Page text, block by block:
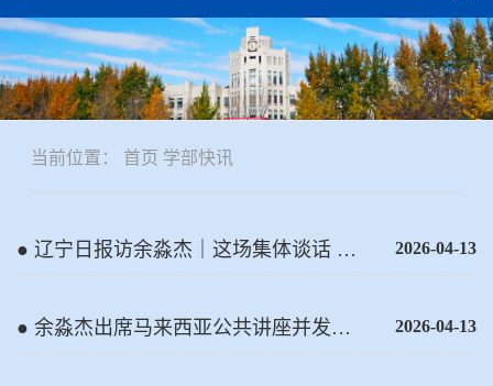
当前位置： 首页 学部快讯
● 辽宁日报访余淼杰｜这场集体谈话 让
辽宁高校职责更明确
2026-04-13
● 余淼杰出席马来西亚公共讲座并发表
主旨演讲
2026-04-13